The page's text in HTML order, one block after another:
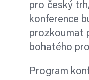
pro český
konference
prozkoumat
bohatého
Program